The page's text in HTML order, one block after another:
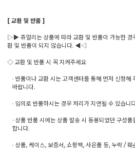
[ 교환 및 반품 ]
▷▶ 쥬얼리는 상품에 따라 교환 및 반품이 가능한 경
환 및 반품이 되지 않습니다. ◀◁
◇ 교환 및 반품 시 꼭 지켜주세요
· 반품이나 교환 시는 고객센터를 통해 먼저 신청해
바랍니다.
· 임의로 반품하시는 경우 처리가 지연될 수 있습니
· 상품 반품 시에는 상품 발송 시 동봉되었던 구성
합니다.
· 상품, 케이스, 보증서, 쇼핑백, 사은품 등, 누락 /